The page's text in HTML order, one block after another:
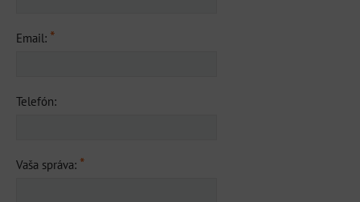
Email: *
Telefón:
Vaša správa: *